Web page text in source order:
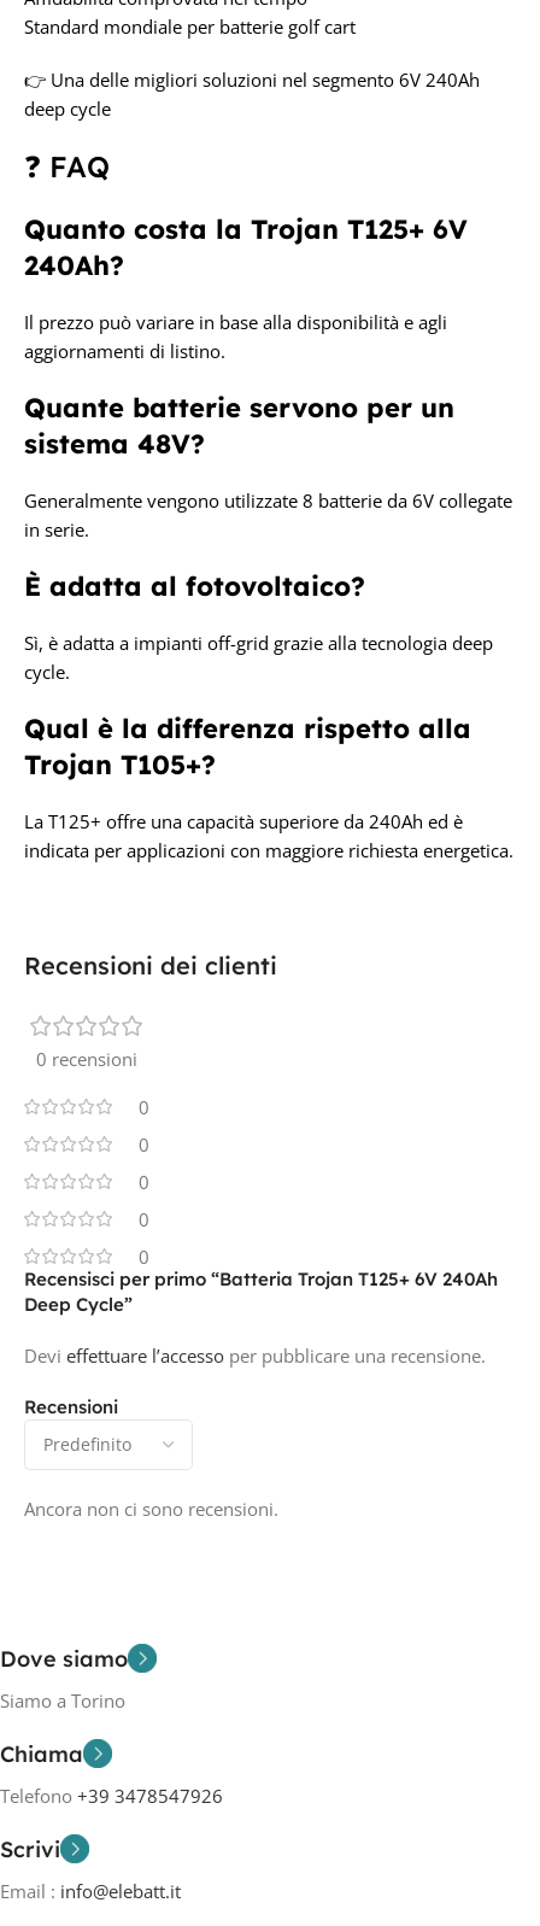
Standard mondiale per batterie golf cart
👉 Una delle migliori soluzioni nel segmento 6V 240Ah
deep cycle
❓ FAQ
Quanto costa la Trojan T125+ 6V
240Ah?
Il prezzo può variare in base alla disponibilità e agli
aggiornamenti di listino.
Quante batterie servono per un
sistema 48V?
Generalmente vengono utilizzate 8 batterie da 6V collegate
in serie.
È adatta al fotovoltaico?
Sì, è adatta a impianti off-grid grazie alla tecnologia deep
cycle.
Qual è la differenza rispetto alla
Trojan T105+?
La T125+ offre una capacità superiore da 240Ah ed è
indicata per applicazioni con maggiore richiesta energetica.
Recensioni dei clienti
0 recensioni
0
0
0
0
0
Recensioni
Ancora non ci sono recensioni.
Recensisci per primo “Batteria Trojan T125+ 6V 240Ah
Deep Cycle”
Devi effettuare l’accesso per pubblicare una recensione.
Dove siamo
Siamo a Torino
Chiama
Telefono +39 3478547926
Scrivi
Email : info@elebatt.it